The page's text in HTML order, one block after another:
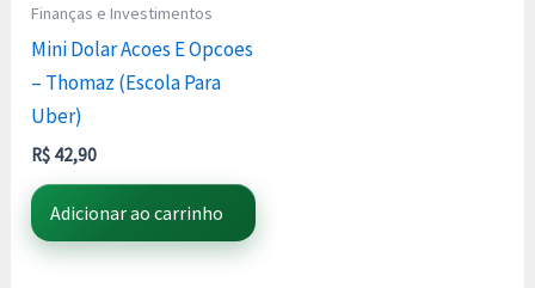
Finanças e Investimentos
Mini Dolar Acoes E Opcoes
– Thomaz (Escola Para
Uber)
R$ 42,90
Adicionar ao carrinho